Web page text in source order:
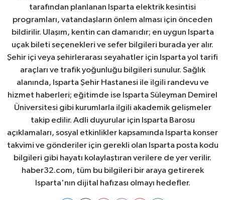
tarafından planlanan Isparta elektrik kesintisi
programları, vatandaşların önlem alması için önceden
bildirilir. Ulaşım, kentin can damarıdır; en uygun Isparta
uçak bileti seçenekleri ve sefer bilgileri burada yer alır.
Şehir içi veya şehirlerarası seyahatler için Isparta yol tarifi
araçları ve trafik yoğunluğu bilgileri sunulur. Sağlık
alanında, Isparta Şehir Hastanesi ile ilgili randevu ve
hizmet haberleri; eğitimde ise Isparta Süleyman Demirel
Üniversitesi gibi kurumlarla ilgili akademik gelişmeler
takip edilir. Adli duyurular için Isparta Barosu
açıklamaları, sosyal etkinlikler kapsamında Isparta konser
takvimi ve gönderiler için gerekli olan Isparta posta kodu
bilgileri gibi hayatı kolaylaştıran verilere de yer verilir.
haber32.com, tüm bu bilgileri bir araya getirerek
Isparta'nın dijital hafızası olmayı hedefler.